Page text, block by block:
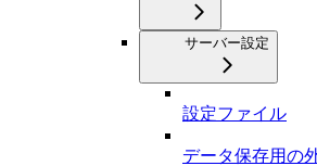
サーバー設定
設定ファイル
データ保存用の